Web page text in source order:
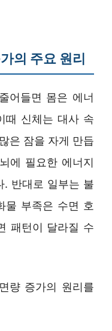
의 주요 원리
어들면 몸은 에너
때 신체는 대사 속
은 잠을 자게 만듭
에 필요한 에너지
. 반대로 일부는 불
물 부족은 수면 호
패턴이 달라질 수
량 증가의 원리를